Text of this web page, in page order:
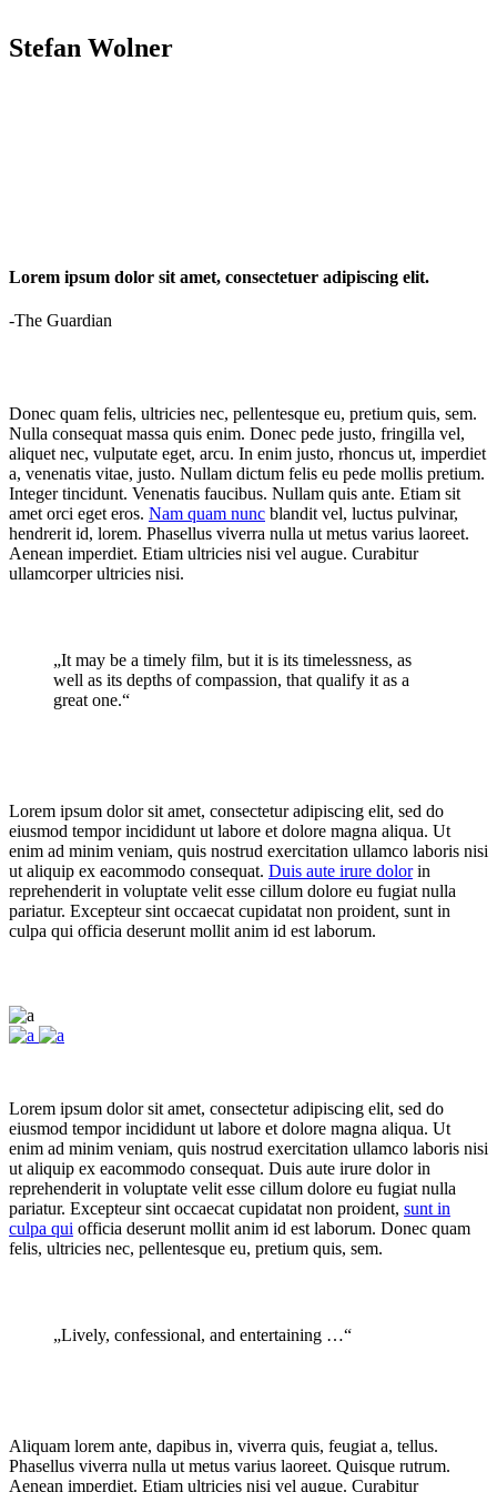
Stefan Wolner
Lorem ipsum dolor sit amet, consectetuer adipiscing elit.
-The Guardian
Donec quam felis, ultricies nec, pellentesque eu, pretium quis, sem.
Nulla consequat massa quis enim. Donec pede justo, fringilla vel,
aliquet nec, vulputate eget, arcu. In enim justo, rhoncus ut, imperdiet
a, venenatis vitae, justo. Nullam dictum felis eu pede mollis pretium.
Integer tincidunt. Venenatis faucibus. Nullam quis ante. Etiam sit
amet orci eget eros. Nam quam nunc blandit vel, luctus pulvinar,
hendrerit id, lorem. Phasellus viverra nulla ut metus varius laoreet.
Aenean imperdiet. Etiam ultricies nisi vel augue. Curabitur
ullamcorper ultricies nisi.
„It may be a timely film, but it is its timelessness, as
well as its depths of compassion, that qualify it as a
great one.“
Lorem ipsum dolor sit amet, consectetur adipiscing elit, sed do
eiusmod tempor incididunt ut labore et dolore magna aliqua. Ut
enim ad minim veniam, quis nostrud exercitation ullamco laboris nisi
ut aliquip ex eacommodo consequat. Duis aute irure dolorin
reprehenderit in voluptate velit esse cillum dolore eu fugiat nulla
pariatur. Excepteur sint occaecat cupidatat non proident, sunt in
culpa qui officia deserunt mollit anim id est laborum.
Lorem ipsum dolor sit amet, consectetur adipiscing elit, sed do
eiusmod tempor incididunt ut labore et dolore magna aliqua. Ut
enim ad minim veniam, quis nostrud exercitation ullamco laboris nisi
ut aliquip ex eacommodo consequat. Duis aute irure dolor in
reprehenderit in voluptate velit esse cillum dolore eu fugiat nulla
pariatur. Excepteur sint occaecat cupidatat non proident, sunt in
culpa qui officia deserunt mollit anim id est laborum. Donec quam
felis, ultricies nec, pellentesque eu, pretium quis, sem.
„Lively, confessional, and entertaining …“
Aliquam lorem ante, dapibus in, viverra quis, feugiat a, tellus.
Phasellus viverra nulla ut metus varius laoreet. Quisque rutrum.
Aenean imperdiet. Etiam ultricies nisi vel augue. Curabitur